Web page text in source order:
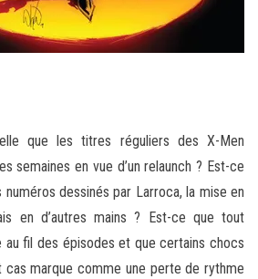
que les titres réguliers des X-Men
semaines en vue d’un relaunch ? Est-ce
numéros dessinés par Larroca, la mise en
en d’autres mains ? Est-ce que tout
au fil des épisodes et que certains chocs
cas marque comme une perte de rythme